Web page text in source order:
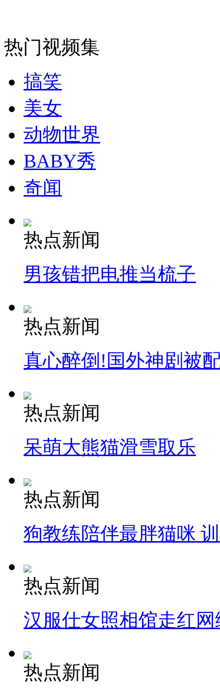
安徽一实载49人客车翻车
走！跟着总书记去植树
消防员救轻生者 花炮节热闹非凡
司机酒驾遇交警 急速倒车逃窜
热门视频集
搞笑
美女
动物世界
BABY秀
奇闻
热点新闻
男孩错把电推当梳子
热点新闻
真心醉倒!国外神剧被
热点新闻
呆萌大熊猫滑雪取乐
热点新闻
狗教练陪伴最胖猫咪
热点新闻
汉服仕女照相馆走红网
热点新闻